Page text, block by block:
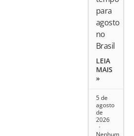
para
agosto
no
Brasil
LEIA
MAIS
»
5 de
agosto
de
2026
Nenhum